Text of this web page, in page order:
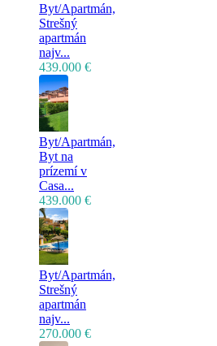
Byt/Apartmán,
Strešný
apartmán
najv...
439.000 €
Byt/Apartmán,
Byt na
prízemí v
Casa...
439.000 €
Byt/Apartmán,
Strešný
apartmán
najv...
270.000 €